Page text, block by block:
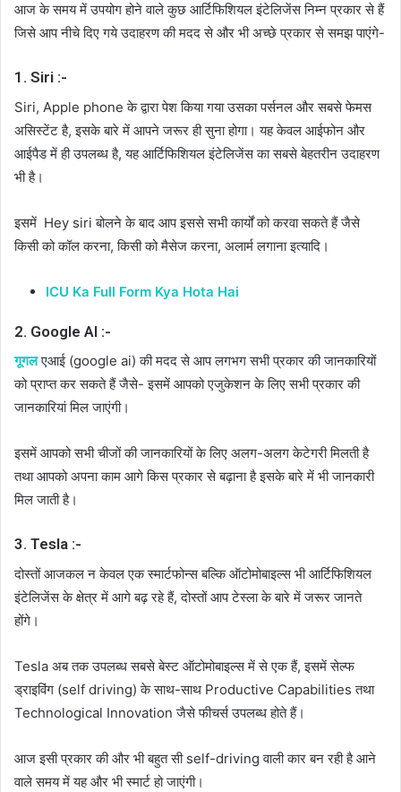
आज के समय में उपयोग होने वाले कुछ आर्टिफिशियल इंटेलिजेंस निम्न प्रकार से हैं
जिसे आप नीचे दिए गये उदाहरण की मदद से और भी अच्छे प्रकार से समझ पाएंगे-
1. Siri :-
Siri, Apple phone के द्वारा पेश किया गया उसका पर्सनल और सबसे फेमस
असिस्टेंट है, इसके बारे में आपने जरूर ही सुना होगा। यह केवल आईफोन और
आईपैड में ही उपलब्ध है, यह आर्टिफिशियल इंटेलिजेंस का सबसे बेहतरीन उदाहरण
भी है।
इसमें Hey siri बोलने के बाद आप इससे सभी कार्यों को करवा सकते हैं जैसे
किसी को कॉल करना, किसी को मैसेज करना, अलार्म लगाना इत्यादि।
ICU Ka Full Form Kya Hota Hai
2. Google AI :-
गूगलएआई (google ai) की मदद से आप लगभग सभी प्रकार की जानकारियों
को प्राप्त कर सकते हैं जैसे- इसमें आपको एजुकेशन के लिए सभी प्रकार की
जानकारियां मिल जाएंगी।
इसमें आपको सभी चीजों की जानकारियों के लिए अलग-अलग केटेगरी मिलती है
तथा आपको अपना काम आगे किस प्रकार से बढ़ाना है इसके बारे में भी जानकारी
मिल जाती है।
3. Tesla :-
दोस्तों आजकल न केवल एक स्मार्टफोन्स बल्कि ऑटोमोबाइल्स भी आर्टिफिशियल
इंटेलिजेंस के क्षेत्र में आगे बढ़ रहे हैं, दोस्तों आप टेस्ला के बारे में जरूर जानते
होंगे।
Tesla अब तक उपलब्ध सबसे बेस्ट ऑटोमोबाइल्स में से एक हैं, इसमें सेल्फ
ड्राइविंग (self driving) के साथ-साथ Productive Capabilities तथा
Technological Innovation जैसे फीचर्स उपलब्ध होते हैं।
आज इसी प्रकार की और भी बहुत सी self-driving वाली कार बन रही है आने
वाले समय में यह और भी स्मार्ट हो जाएंगी।